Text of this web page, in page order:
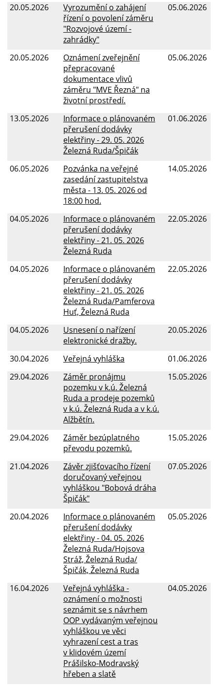
20.05.2026
05.06.2026
Vyrozumění o zahájení
řízení o povolení záměru
"Rozvojové území -
zahrádky"
20.05.2026
05.06.2026
Oznámení zveřejnění
přepracované
dokumentace vlivů
záměru "MVE Řezná" na
životní prostředí.
13.05.2026
01.06.2026
Informace o plánovaném
přerušení dodávky
elektřiny - 29. 05. 2026
Železná Ruda/Špičák
06.05.2026
14.05.2026
Pozvánka na veřejné
zasedání zastupitelstva
města - 13. 05. 2026 od
18:00 hod.
04.05.2026
22.05.2026
Informace o plánovaném
přerušení dodávky
elektřiny - 21. 05. 2026
Železná Ruda
04.05.2026
22.05.2026
Informace o plánovaném
přerušení dodávky
elektřiny - 21. 05. 2026
Železná Ruda/Pamferova
Huť, Železná Ruda
04.05.2026
20.05.2026
Usnesení o nařízení
elektronické dražby.
30.04.2026
01.06.2026
Veřejná vyhláška
29.04.2026
15.05.2026
Záměr pronájmu
pozemku v k.ú. Železná
Ruda a prodeje pozemků
v k.ú. Železná Ruda a v k.ú.
Alžbětín.
29.04.2026
15.05.2026
Záměr bezúplatného
převodu pozemků.
21.04.2026
07.05.2026
Závěr zjišťovacího řízení
doručovaný veřejnou
vyhláškou "Bobová dráha
Špičák"
20.04.2026
05.05.2026
Informace o plánovaném
přerušení dodávky
elektřiny - 04. 05. 2026
Železná Ruda/Hojsova
Stráž, Železná Ruda/
Špičák, Železná Ruda
16.04.2026
04.05.2026
Veřejná vyhláška -
oznámení o možnosti
seznámit se s návrhem
OOP vydávaným veřejnou
vyhláškou ve věci
vyhrazení cest a tras
v klidovém území
Prášilsko-Modravský
hřeben a slatě